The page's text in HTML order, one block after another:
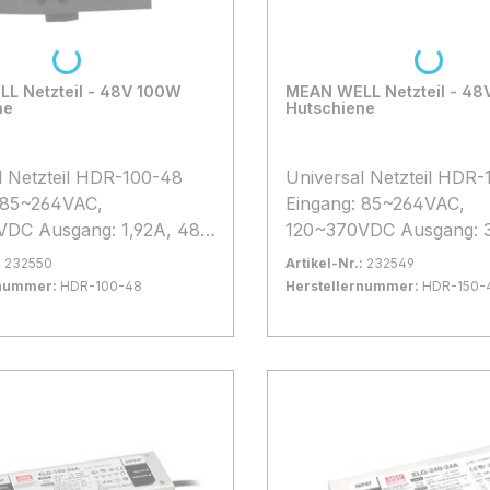
Netzteil - 48V 100W
Netzteil HDR-100-48
Ausgang: 1,92A, 48V,
-30°C
LxBxH: 70*90*54,5mm
bitte dem Datenblatt
werden!
232550
HDR-100-48
Loading...
MEAN WELL Netzteil - 48V
Hutschiene
Universal Netzteil HDR-
Eingang: 85~264VAC,
120~370VDC Ausgang:
153,6W
bis +70°C LxBxH:
Schraubklemmen
qualifizierten
Artikel-Nr.: 232549
Herstellernummer: HDR-150-
In den Warenkorb
Loading...